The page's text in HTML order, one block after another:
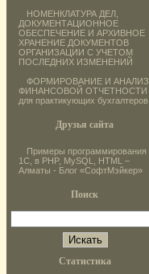
НОМЕНКЛАТУРА ДЕЛ,
ДОКУМЕНТАЦИОННОЕ
ОБЕСПЕЧЕНИЕ И АРХИВНОЕ
ХРАНЕНИЕ ДОКУМЕНТОВ
ОРГАНИЗАЦИИ С УЧЕТОМ
ПОСЛЕДНИХ ИЗМЕНЕНИЙ
ФОРМИРОВАНИЕ И АНАЛИЗ
ФИНАНСОВОЙ ОТЧЕТНОСТИ
для практикующих бухгалтеров
Друзья сайта
Примеры программирования
1С, в PHP, MySQL, HTML –
Алматы - Блог «СофтМэйкер»
Поиск
Статистика